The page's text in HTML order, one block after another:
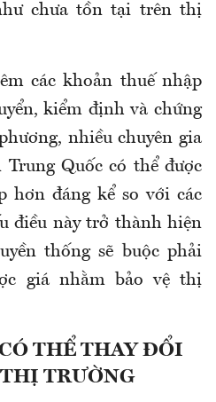
chưa tồn tại trên thị
các khoản thuế nhập
kiểm định và chứng
nhiều chuyên gia
Trung Quốc có thể được
hơn đáng kể so với các
điều này trở thành hiện
thống sẽ buộc phải
giá nhằm bảo vệ thị
THỂ THAY ĐỔI
TRƯỜNG